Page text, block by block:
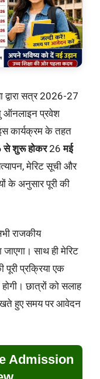
सत्र 2026-27
ऑनलाइन प्रवेश
कार्यक्रम के तहत
से शुरू होकर26मई
मेरिट सूची और
के अनुसार पूरी की
राजकीय
जाएगा। साथ ही मेरिट
प्रक्रिया एक
छात्रों को सलाह
रखते हुए समय पर आवेदन
Admission